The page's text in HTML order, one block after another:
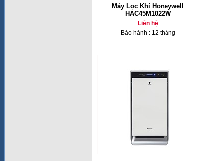
Máy Lọc Khí Honeywell
HAC45M1022W
Liên hệ
Bảo hành : 12 tháng